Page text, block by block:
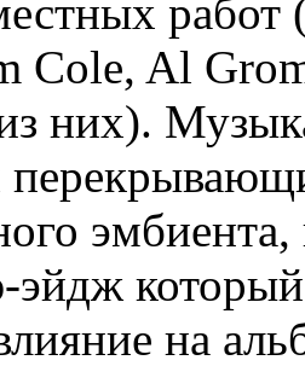
Cole, Al
них).
который
на